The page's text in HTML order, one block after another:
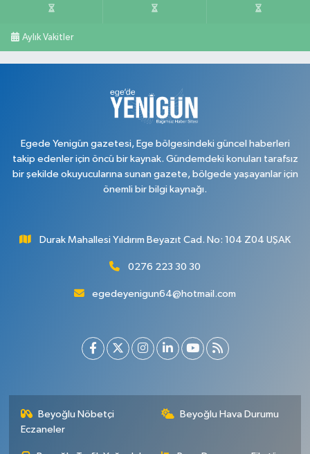
Aylık Vakitler
Egede Yenigün gazetesi, Ege bölgesindeki güncel haberleri
takip edenler için öncü bir kaynak. Gündemdeki konuları tarafsız
bir şekilde okuyucularına sunan gazete, bölgede yaşayanlar için
önemli bir bilgi kaynağı.
Durak Mahallesi Yıldırım Beyazıt Cad. No: 104 Z04 UŞAK
0276 223 30 30
egedeyenigun64@hotmail.com
Beyoğlu Nöbetçi
Eczaneler
Beyoğlu Hava Durumu